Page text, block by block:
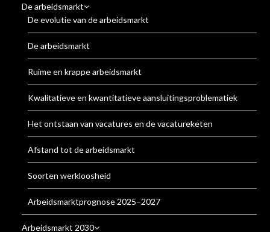
De arbeidsmarkt
De evolutie van de arbeidsmarkt
De arbeidsmarkt
Ruime en krappe arbeidsmarkt
Kwalitatieve en kwantitatieve aansluitingsproblematiek
Het ontstaan van vacatures en de vacatureketen
Afstand tot de arbeidsmarkt
Soorten werkloosheid
Arbeidsmarktprognose 2025–2027
Arbeidsmarkt 2030